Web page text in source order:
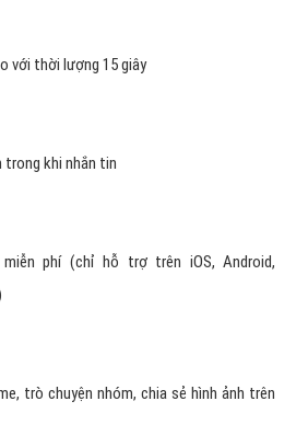
với thời lượng 15 giây
trong khi nhắn tin
phí (chỉ hỗ trợ trên iOS, Android,
trò chuyện nhóm, chia sẻ hình ảnh trên